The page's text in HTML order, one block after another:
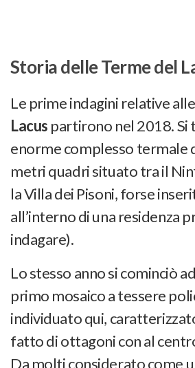
Storia delle Terme del
Le prime indagini relative alle
Lacus partirono nel 2018. Si
enorme complesso termale
metri quadri situato tra il
la Villa dei Pisoni, forse
all’interno di una residenza
indagare).
Lo stesso anno si cominciò
primo mosaico a tessere
individuato qui,
fatto di ottagoni con al
Da molti considerato come